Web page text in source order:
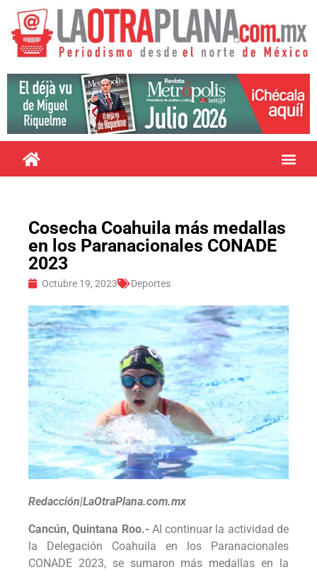
Cosecha Coahuila más medallas
en los Paranacionales CONADE
2023
Octubre 19, 2023 Deportes
Redacción|LaOtraPlana.com.mx
Cancún, Quintana Roo.- Al continuar la actividad de
la Delegación Coahuila en los Paranacionales
CONADE 2023, se sumaron más medallas en la